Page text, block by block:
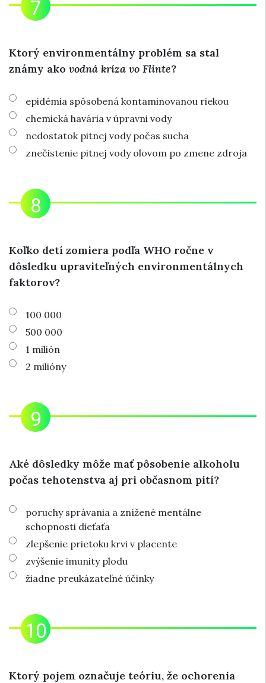
Ktorý environmentálny problém sa stal
známy ako vodná kríza vo Flinte?
epidémia spôsobená kontaminovanou riekou
chemická havária v úpravni vody
nedostatok pitnej vody počas sucha
znečistenie pitnej vody olovom po zmene zdroja
Koľko detí zomiera podľa WHO ročne v
dôsledku upraviteľných environmentálnych
faktorov?
100 000
500 000
1 milión
2 milióny
Aké dôsledky môže mať pôsobenie alkoholu
počas tehotenstva aj pri občasnom pití?
poruchy správania a znížené mentálne
schopnosti dieťaťa
zlepšenie prietoku krvi v placente
zvýšenie imunity plodu
žiadne preukázateľné účinky
Ktorý pojem označuje teóriu, že ochorenia